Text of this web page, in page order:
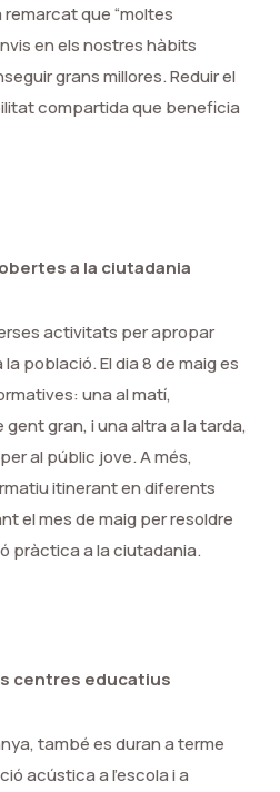
remarcat que “moltes
en els nostres hàbits
grans millores. Reduir el
compartida que beneficia
a la ciutadania
activitats per apropar
població. El dia 8 de maig es
una al matí,
gran, i una altra a la tarda,
al públic jove. A més,
itinerant en diferents
el mes de maig per resoldre
pràctica a la ciutadania.
centres educatius
també es duran a terme
acústica a l’escola i a